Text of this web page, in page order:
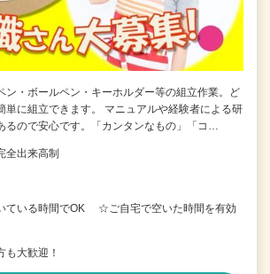
ン・ボールペン・キーホルダー等の組立作業。ど
単に組立できます。 マニュアルや経験者による研
るので安心です。「カンタンなもの」「コ…
全出来高制
ている時間でOK ☆ご自宅で空いた時間を有効
も大歓迎！